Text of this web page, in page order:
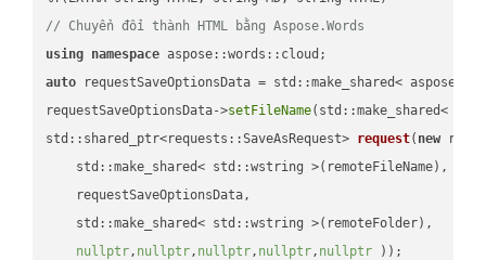
// Chuyển đổi thành HTML bằng Aspose.Words
using namespace
auto requestSaveOptionsData = std::make_shared<
requestSaveOptionsData->setFileName(std::make_shared<
std::shared_ptr<requests::SaveAsRequest> request( new
    std::make_shared< std::wstring >(remoteFileName),
    requestSaveOptionsData,
    std::make_shared< std::wstring >(remoteFolder),
nullptr, nullptr, nullptr, nullptr, nullptr ))